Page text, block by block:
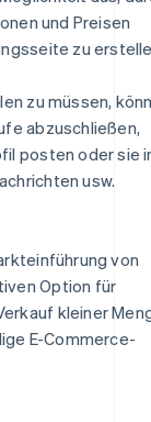
und Preisen
zu
zu müssen,
abzuschließen,
posten oder sie
usw.
von
Option für
kleiner
E-Commerce-